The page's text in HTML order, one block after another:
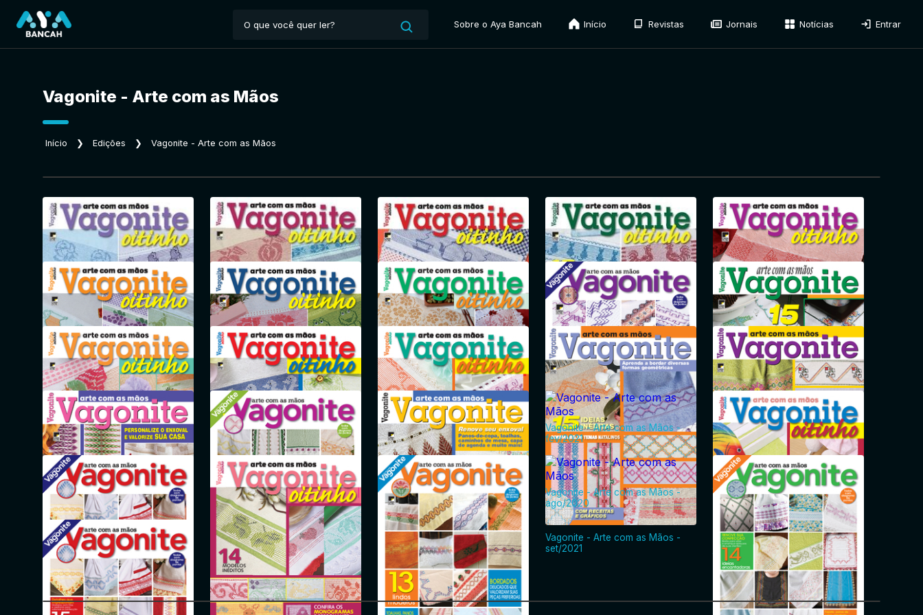
Sobre o Aya Bancah Início Revistas Jornais Notícias Entrar
Vagonite - Arte com as Mãos
Início ❯ Edições ❯ Vagonite - Arte com as Mãos
Vagonite - Arte com as Mãos -
out/2022
Vagonite - Arte com as Mãos -
set/2022
Vagonite - Arte com as Mãos -
ago/2022
Vagonite - Arte com as Mãos -
jul/2022
Vagonite - Arte com as Mãos -
jun/2022
Vagonite - Arte com as Mãos -
mai/2022
Vagonite - Arte com as Mãos -
abr/2022
Vagonite - Arte com as Mãos -
mar/2022
Vagonite - Arte com as Mãos -
fev/2022
Vagonite - Arte com as Mãos -
jan/2022
Vagonite - Arte com as Mãos -
dez/2021
Vagonite - Arte com as Mãos -
nov/2021
Vagonite - Arte com as Mãos -
out/2021
Vagonite - Arte com as Mãos -
set/2021
Vagonite - Arte com as Mãos -
jul/2021
Vagonite - Arte com as Mãos -
jun/2021
Vagonite - Arte com as Mãos -
mai/2021
Vagonite - Arte com as Mãos -
abr/2021
Vagonite - Arte com as Mãos -
fev/2021
Vagonite - Arte com as Mãos -
jan/2021
Vagonite - Arte com as Mãos -
ago/2020